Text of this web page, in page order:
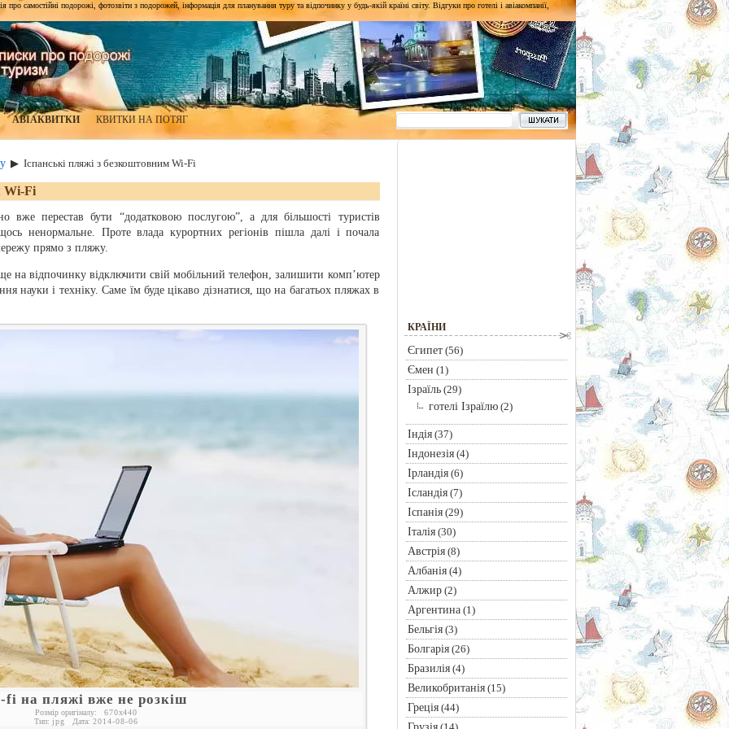
самостійні подорожі, фотозвіти з подорожей, інформація для планування туру та відпочинку у будь-якій країні світу. Відгуки про готелі і авіакомпанії,
АВІАКВИТКИ КВИТКИ НА ПОТЯГ
▶ Іспанські пляжі з безкоштовним Wi-Fi
Wi-Fi
перестав бути “додатковою послугою”, а для більшості туристів
ненормальне. Проте влада курортних регіонів пішла далі і почала
прямо з пляжу.
на відпочинку відключити свій мобільний телефон, залишити комп’ютер
науки і техніку. Саме їм буде цікаво дізнатися, що на багатьох пляжах в
fi на пляжі вже не розкіш
Розмір оригіналу: 670x440
Тип: jpg Дата: 2014-08-06
КРАЇНИ
Єгипет(56)
Ємен (1)
Ізраїль(29)
готелі Ізраїлю(2)
Індія(37)
Індонезія(4)
Ірландія(6)
Ісландія(7)
Іспанія(29)
Італія(30)
Австрія(8)
Албанія(4)
Алжир(2)
Аргентина(1)
Бельгія(3)
Болгарія(26)
Бразилія(4)
Великобританія(15)
Греція(44)